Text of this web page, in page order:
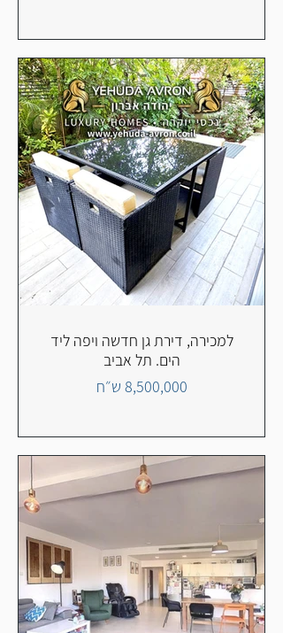
למכירה, דירת גן חדשה ויפה ליד
הים. תל אביב
8,500,000 ש״ח